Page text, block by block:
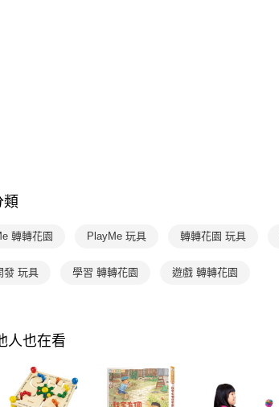
類
轉轉花園 PlayMe 玩具 轉轉花園 玩具
發 玩具 學習 轉轉花園 遊戲 轉轉花園
人也在看